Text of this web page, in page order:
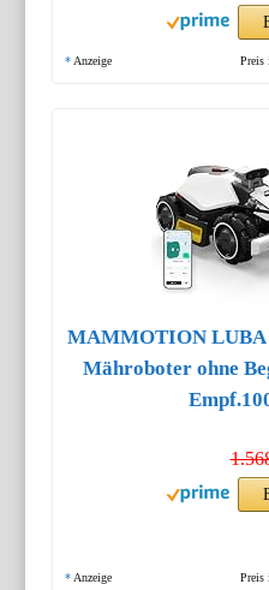
* Anzeige Preis
MAMMOTION LUBA
Mähroboter ohne
* Anzeige Preis